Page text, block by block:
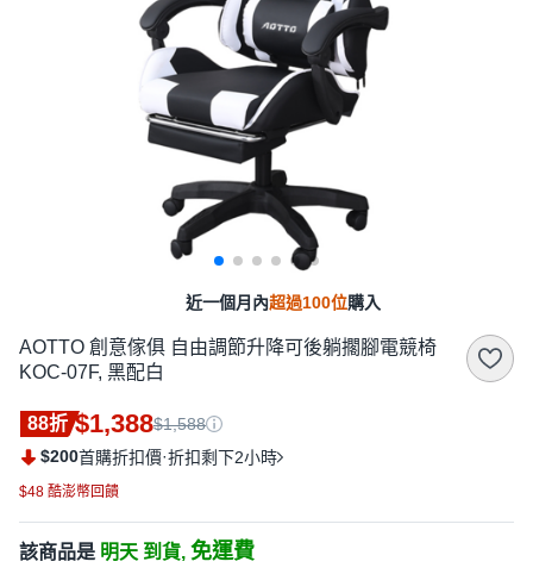
近一個月內超過100位購入
AOTTO 創意傢俱 自由調節升降可後躺擱腳電競椅
KOC-07F, 黑配白
88折 $1,388$1,588
$200首購折扣價·折扣剩下2小時
$48 酷澎幣回饋
該商品是 明天 到貨, 免運費